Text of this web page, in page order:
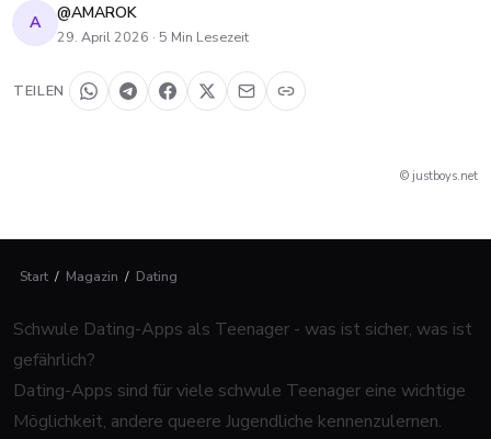
A @AMAROK
29. April 2026 · 5 Min Lesezeit
TEILEN
© justboys.net
Start / Magazin / Dating
Schwule Dating-Apps als Teenager - was ist sicher, was ist
gefährlich?
Dating-Apps sind für viele schwule Teenager eine wichtige
Möglichkeit, andere queere Jugendliche kennenzulernen.